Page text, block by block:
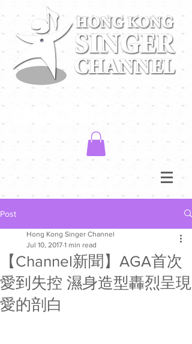
Post
【Channel新聞】AGA首次
愛到失控 濕身造型轟烈呈現
愛的剖白
Hong Kong Singer Channel
Jul 10, 2017 1 min read